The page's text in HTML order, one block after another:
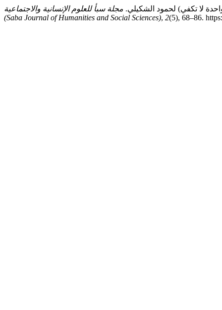
مجلة سبأ للعلوم الإنسانية والاجتماعية
(Saba Journal of Humanities and Social Sciences), 2(5), 68–86.